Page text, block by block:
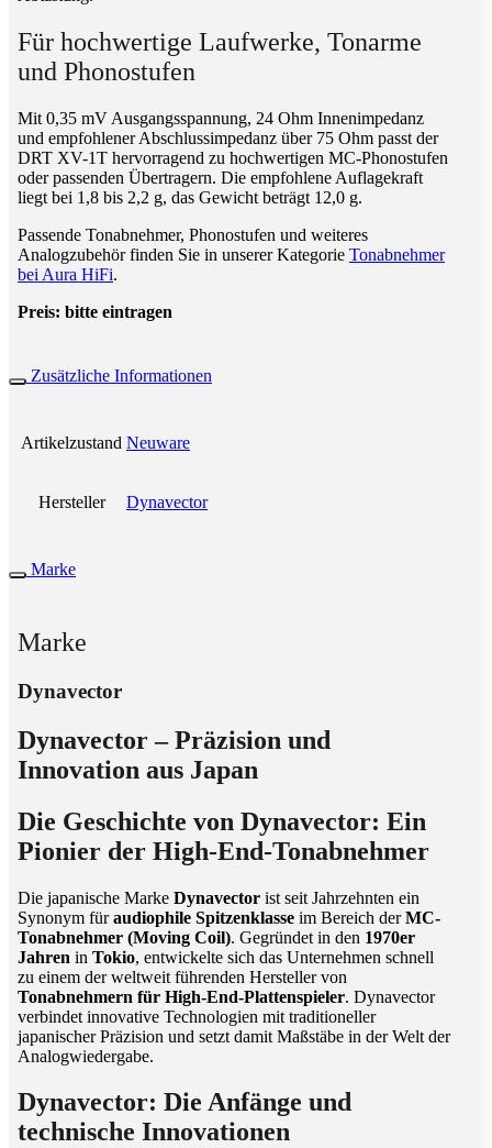
Für hochwertige Laufwerke, Tonarme
und Phonostufen
Mit 0,35 mV Ausgangsspannung, 24 Ohm Innenimpedanz
und empfohlener Abschlussimpedanz über 75 Ohm passt der
DRT XV-1T hervorragend zu hochwertigen MC-Phonostufen
oder passenden Übertragern. Die empfohlene Auflagekraft
liegt bei 1,8 bis 2,2 g, das Gewicht beträgt 12,0 g.
Passende Tonabnehmer, Phonostufen und weiteres
Analogzubehör finden Sie in unserer Kategorie Tonabnehmer
bei Aura HiFi.
Preis: bitte eintragen
Zusätzliche Informationen
Artikelzustand Neuware
Hersteller Dynavector
Marke
Marke
Dynavector
Dynavector – Präzision und
Innovation aus Japan
Die Geschichte von Dynavector: Ein
Pionier der High-End-Tonabnehmer
Die japanische Marke Dynavector ist seit Jahrzehnten ein
Synonym füraudiophile Spitzenklasse im Bereich derMC-
Tonabnehmer (Moving Coil). Gegründet in den 1970er
Jahren in Tokio, entwickelte sich das Unternehmen schnell
zu einem der weltweit führenden Hersteller von
Tonabnehmern für High-End-Plattenspieler. Dynavector
verbindet innovative Technologien mit traditioneller
japanischer Präzision und setzt damit Maßstäbe in der Welt der
Analogwiedergabe.
Dynavector: Die Anfänge und
technische Innovationen